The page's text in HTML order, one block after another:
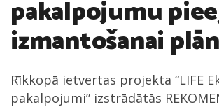
pakalpojumu
izmantošanai
Rīkkopā ietvertas projekta “LIFE
pakalpojumi” izstrādātās